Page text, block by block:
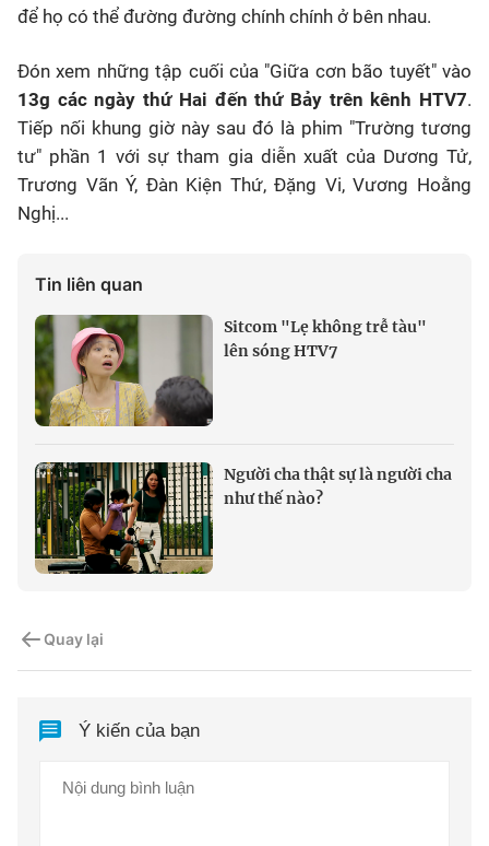
để họ có thể đường đường chính chính ở bên nhau.
Đón xem những tập cuối của "Giữa cơn bão tuyết" vào
13g các ngày thứ Hai đến thứ Bảy trên kênh HTV7.
Tiếp nối khung giờ này sau đó là phim "Trường tương
tư" phần 1 với sự tham gia diễn xuất của Dương Tử,
Trương Vãn Ý, Đàn Kiện Thứ, Đặng Vi, Vương Hoằng
Nghị...
Tin liên quan
Sitcom "Lẹ không trễ tàu"
lên sóng HTV7
Người cha thật sự là người cha
như thế nào?
Quay lại
Ý kiến của bạn